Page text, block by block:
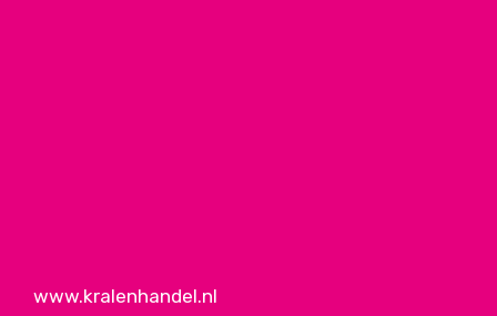
www.kralenhandel.nl